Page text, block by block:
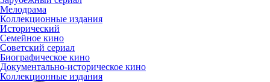
Мелодрама
Коллекционные издания
Исторический
Семейное кино
Советский сериал
Биографическое кино
Документально-историческое кино
Коллекционные издания